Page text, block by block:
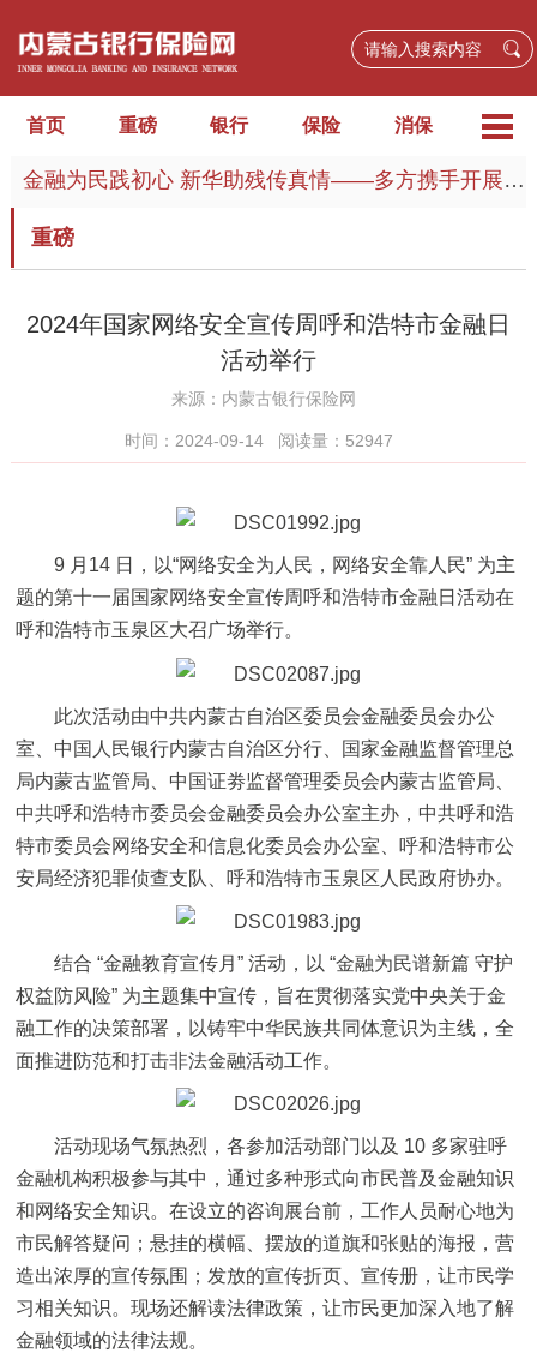
首页 重磅 银行 保险 消保
金融为民践初心 新华助残传真情——多方携手开展公益活动 以金融力量守护幸福底色
重磅
2024年国家网络安全宣传周呼和浩特市金融日
活动举行
来源： 内蒙古银行保险网
时间：2024-09-14 阅读量：52947
9 月14 日，以“网络安全为人民，网络安全靠人民” 为主
题的第十一届国家网络安全宣传周呼和浩特市金融日活动在
呼和浩特市玉泉区大召广场举行。
此次活动由中共内蒙古自治区委员会金融委员会办公
室、中国人民银行内蒙古自治区分行、国家金融监督管理总
局内蒙古监管局、中国证劵监督管理委员会内蒙古监管局、
中共呼和浩特市委员会金融委员会办公室主办，中共呼和浩
特市委员会网络安全和信息化委员会办公室、呼和浩特市公
安局经济犯罪侦查支队、呼和浩特市玉泉区人民政府协办。
结合 “金融教育宣传月” 活动，以 “金融为民谱新篇 守护
权益防风险” 为主题集中宣传，旨在贯彻落实党中央关于金
融工作的决策部署，以铸牢中华民族共同体意识为主线，全
面推进防范和打击非法金融活动工作。
活动现场气氛热烈，各参加活动部门以及 10 多家驻呼
金融机构积极参与其中，通过多种形式向市民普及金融知识
和网络安全知识。在设立的咨询展台前，工作人员耐心地为
市民解答疑问；悬挂的横幅、摆放的道旗和张贴的海报，营
造出浓厚的宣传氛围；发放的宣传折页、宣传册，让市民学
习相关知识。现场还解读法律政策，让市民更加深入地了解
金融领域的法律法规。